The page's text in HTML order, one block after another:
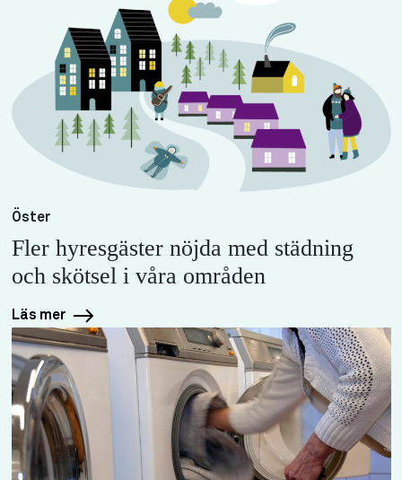
Öster
Fler hyresgäster nöjda med städning
och skötsel i våra områden
Läs mer